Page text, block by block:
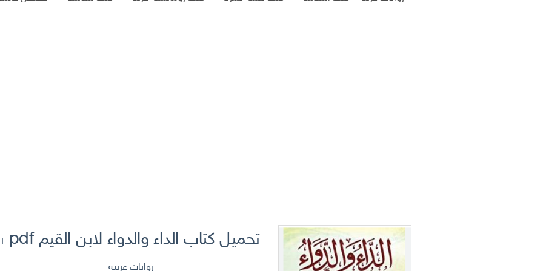
تحميل كتاب الداء والدواء لابن القيم pdf شمس الدين ابن قيم الجوزية
روايات عربية